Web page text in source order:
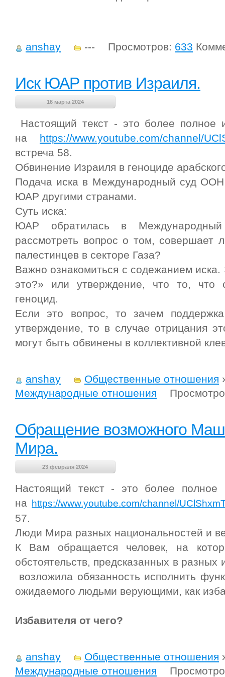
anshay --- Просмотров: 633
Иск ЮАР против Израиля.
16 марта 2024
Настоящий текст - это более полное
на https://www.youtube.com/channel/
встреча 58.
Обвинение Израиля в геноциде
Подача иска в Международный суд
ЮАР другими странами.
Суть иска:
ЮАР обратилась в
рассмотреть вопрос о том, совершает
палестинцев в секторе Газа?
Важно ознакомиться с содежанием
это?» или утверждение, что то, что
геноцид.
Если это вопрос, то зачем
утверждение, то в случае отрицания
могут быть обвинены в коллективной
anshay Общественные отношения
Международные отношения
Обращение возможного
Мира.
23 февраля 2024
Настоящий текст - это более полное
на https://www.youtube.com/channel/
57.
Люди Мира разных национальностей и
К Вам обращается человек, на
обстоятельств, предсказанных в разных
возложила обязанность исполнить
ожидаемого людьми верующими, как
Избавителя от чего?
anshay Общественные отношения
Международные отношения